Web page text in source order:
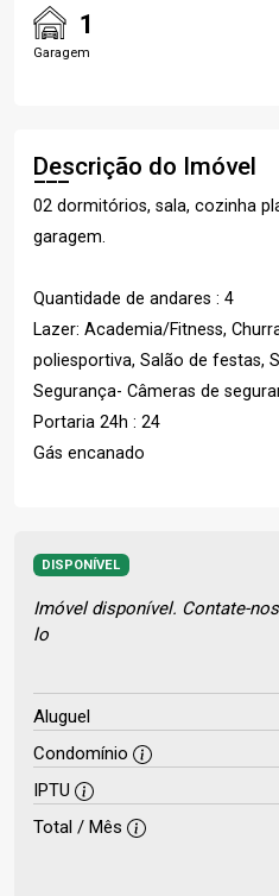
1
Garagem
Descrição do Imóvel
02 dormitórios, sala, cozinha
garagem.
Quantidade de andares : 4
Lazer: Academia/Fitness,
poliesportiva, Salão de festas,
Segurança- Câmeras de
Portaria 24h : 24
Gás encanado
DISPONÍVEL
Imóvel disponível. Contate-
lo
Aluguel
Condomínio
IPTU
Total / Mês